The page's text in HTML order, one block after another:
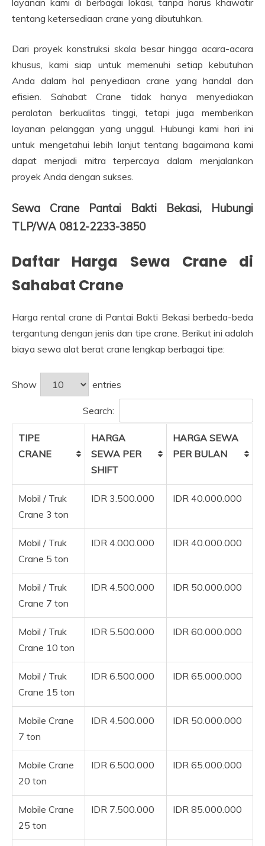
tentang ketersediaan crane yang dibutuhkan.
Dari proyek konstruksi skala besar hingga acara-acara
khusus, kami siap untuk memenuhi setiap kebutuhan
Anda dalam hal penyediaan crane yang handal dan
efisien. Sahabat Crane tidak hanya menyediakan
peralatan berkualitas tinggi, tetapi juga memberikan
layanan pelanggan yang unggul. Hubungi kami hari ini
untuk mengetahui lebih lanjut tentang bagaimana kami
dapat menjadi mitra terpercaya dalam menjalankan
proyek Anda dengan sukses.
Sewa Crane Pantai Bakti Bekasi, Hubungi
TLP/WA 0812-2233-3850
Daftar Harga Sewa Crane di
Sahabat Crane
Harga rental crane di Pantai Bakti Bekasi berbeda-beda
tergantung dengan jenis dan tipe crane. Berikut ini adalah
biaya sewa alat berat crane lengkap berbagai tipe:
Show entries
Search:
TIPE
CRANE
HARGA
SEWA PER
SHIFT
HARGA SEWA
PER BULAN
Mobil / Truk
Crane 3 ton
IDR 3.500.000 IDR 40.000.000
Mobil / Truk
Crane 5 ton
IDR 4.000.000 IDR 40.000.000
Mobil / Truk
Crane 7 ton
IDR 4.500.000 IDR 50.000.000
Mobil / Truk
Crane 10 ton
IDR 5.500.000 IDR 60.000.000
Mobil / Truk
Crane 15 ton
IDR 6.500.000 IDR 65.000.000
Mobile Crane
7 ton
IDR 4.500.000 IDR 50.000.000
Mobile Crane
20 ton
IDR 6.500.000 IDR 65.000.000
Mobile Crane
25 ton
IDR 7.500.000 IDR 85.000.000